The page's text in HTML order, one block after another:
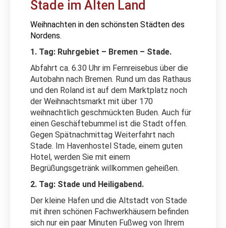
Stade im Alten Land
Weihnachten in den schönsten Städten des
Nordens.
1. Tag: Ruhrgebiet – Bremen – Stade.
Abfahrt ca. 6.30 Uhr im Fernreisebus über die
Autobahn nach Bremen. Rund um das Rathaus
und den Roland ist auf dem Marktplatz noch
der Weihnachtsmarkt mit über 170
weihnachtlich geschmückten Buden. Auch für
einen Geschäftebummel ist die Stadt offen.
Gegen Spätnachmittag Weiterfahrt nach
Stade. Im Havenhostel Stade, einem guten
Hotel, werden Sie mit einem
Begrüßungsgetränk willkommen geheißen.
2. Tag: Stade und Heiligabend.
Der kleine Hafen und die Altstadt von Stade
mit ihren schönen Fachwerkhäusern befinden
sich nur ein paar Minuten Fußweg von Ihrem